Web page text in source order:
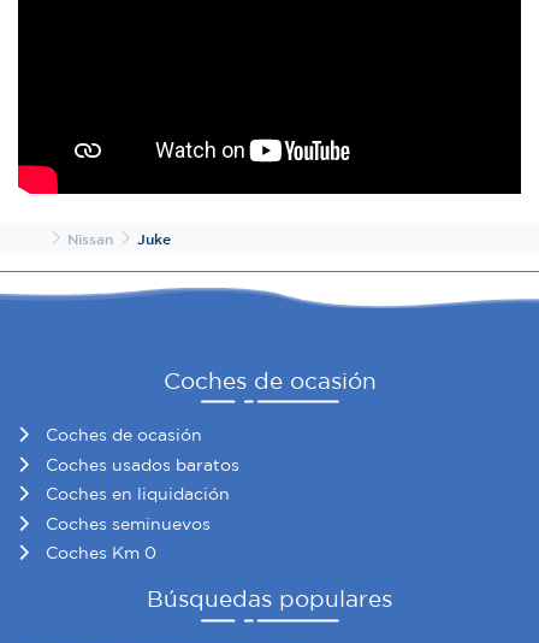
InicioNissan Juke
Coches de ocasión
Coches de ocasión
Coches usados baratos
Coches en liquidación
Coches seminuevos
Coches Km 0
Búsquedas populares